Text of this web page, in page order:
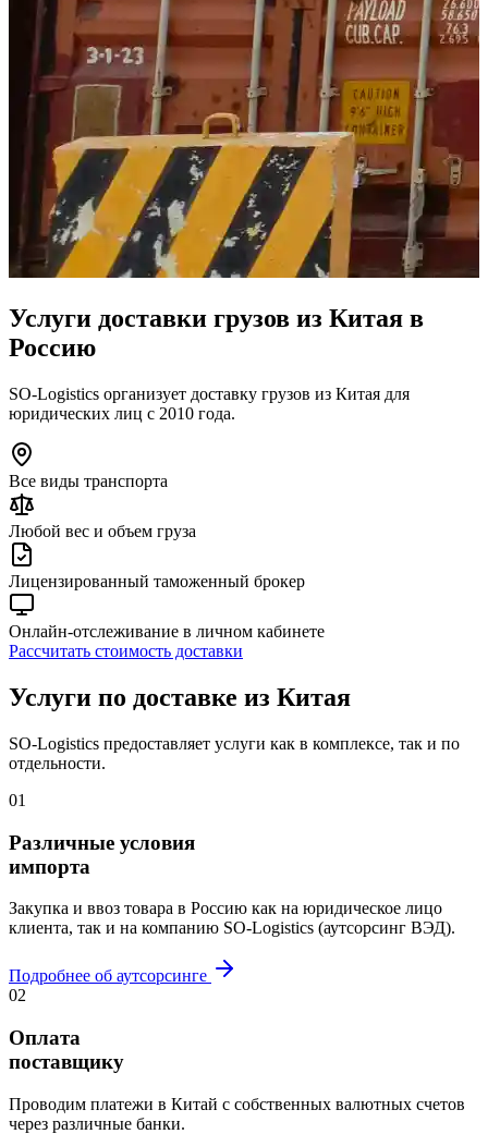
Услуги доставки грузов из Китая в
Россию
SO-Logistics организует доставку грузов из Китая для
юридических лиц с 2010 года.
Все виды транспорта
Любой вес и объем груза
Лицензированный таможенный брокер
Онлайн-отслеживание в личном кабинете
Рассчитать стоимость доставки
Услуги по доставке из Китая
SO-Logistics предоставляет услуги как в комплексе, так и по
отдельности.
01
Различные условия
импорта
Закупка и ввоз товара в Россию как на юридическое лицо
клиента, так и на компанию SO-Logistics (аутсорсинг ВЭД).
Подробнее об аутсорсинге
02
Оплата
поставщику
Проводим платежи в Китай с собственных валютных счетов
через различные банки.